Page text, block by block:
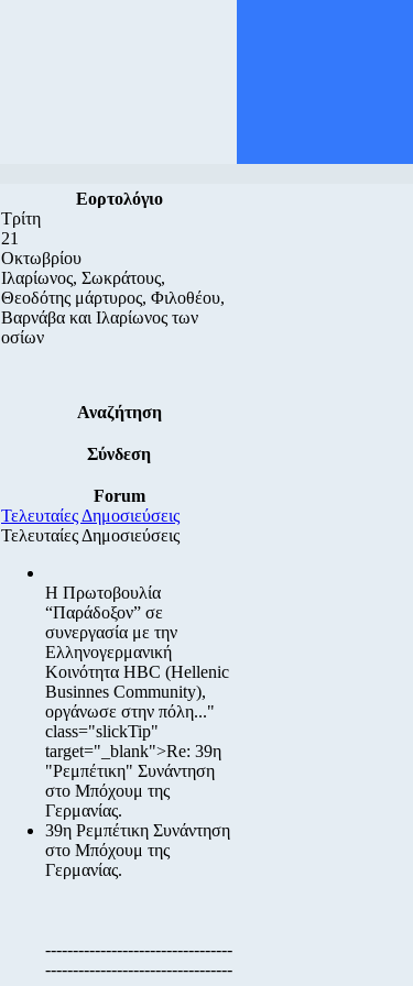
Εορτολόγιο
Τρίτη
21
Οκτωβρίου
Ιλαρίωνος, Σωκράτους,
Θεοδότης μάρτυρος, Φιλοθέου,
Βαρνάβα και Ιλαρίωνος των
οσίων
Αναζήτηση
Σύνδεση
Forum
Τελευταίες Δημοσιεύσεις
Τελευταίες Δημοσιεύσεις
Η Πρωτοβουλία
“Παράδοξον” σε
συνεργασία με την
Ελληνογερμανική
Κοινότητα HBC (Hellenic
Businnes Community),
οργάνωσε στην πόλη..."
class="slickTip"
target="_blank">Re: 39η
"Ρεμπέτικη" Συνάντηση
στο Μπόχουμ της
Γερμανίας.
39η Ρεμπέτικη Συνάντηση
στο Μπόχουμ της
Γερμανίας.
----------------------------------
----------------------------------